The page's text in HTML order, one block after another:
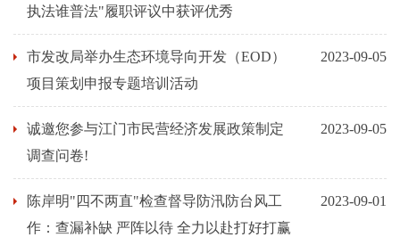
执法谁普法"履职评议中获评优秀
市发改局举办生态环境导向开发（EOD）
项目策划申报专题培训活动
2023-09-05
诚邀您参与江门市民营经济发展政策制定
调查问卷!
2023-09-05
陈岸明"四不两直"检查督导防汛防台风工
作：查漏补缺 严阵以待 全力以赴打好打赢
2023-09-01